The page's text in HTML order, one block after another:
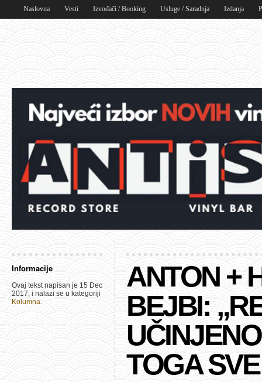
Naslovna Vesti Izvođači / Booking Usluge / Saradnja Izdanja
Informacije
Ovaj tekst napisan je 15 Dec
2017, i nalazi se u kategoriji
Kolumna.
ANTON +
BEJBI:
TOGA